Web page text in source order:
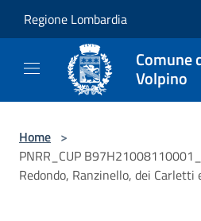
Regione Lombardia
Comune
Volpino
Home >
PNRR_CUP
Redondo, Ranzinello, dei Carletti